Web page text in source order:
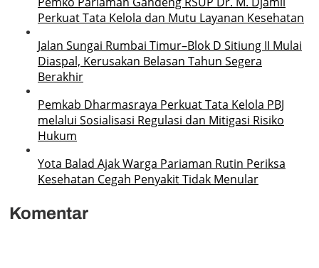
Perkuat Tata Kelola dan Mutu Layanan Kesehatan
Jalan Sungai Rumbai Timur–Blok D Sitiung II Mulai
Diaspal, Kerusakan Belasan Tahun Segera
Berakhir
Pemkab Dharmasraya Perkuat Tata Kelola PBJ
melalui Sosialisasi Regulasi dan Mitigasi Risiko
Hukum
Yota Balad Ajak Warga Pariaman Rutin Periksa
Kesehatan Cegah Penyakit Tidak Menular
Komentar